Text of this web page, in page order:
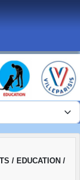
/ EDUCATION /